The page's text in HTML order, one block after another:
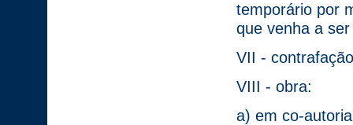
temporário por
que venha a
VII -
VIII - obra:
a) em co-